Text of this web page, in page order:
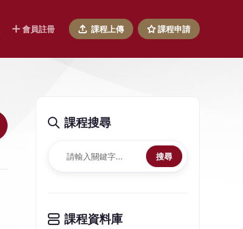
會員註冊 課程上傳 課程申請
課程搜尋
搜尋
課程資料庫